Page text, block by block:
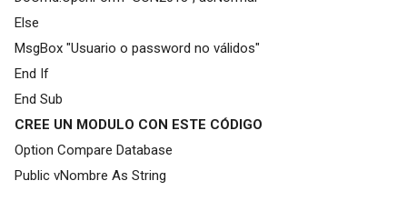
Else
MsgBox "Usuario o password no válidos"
End If
End Sub
CREE UN MODULO CON ESTE CÓDIGO
Option Compare Database
Public vNombre As String